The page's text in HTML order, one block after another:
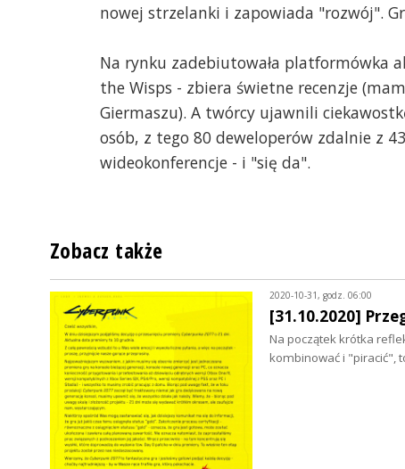
nowej strzelanki i zapowiada "rozwój".
Na rynku zadebiutowała platformówka
the Wisps - zbiera świetne recenzje
Giermaszu). A twórcy ujawnili
osób, z tego 80 deweloperów zdalnie z
wideokonferencje - i "się da".
Zobacz także
2020-10-31, godz. 06:00
[31.10.2020]
Na początek krótka
kombinować i "piracić",